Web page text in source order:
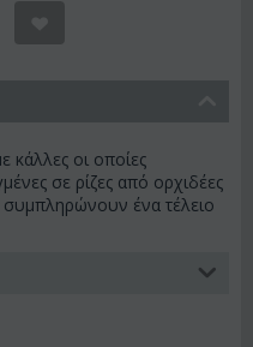
κάλλες οι οποίες
σε ρίζες από ορχιδέες
ένα τέλειο